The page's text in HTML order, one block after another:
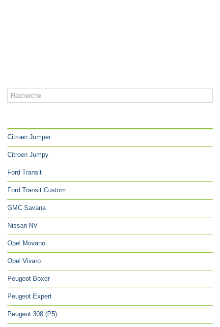
Citroen Jumper
Citroen Jumpy
Ford Transit
Ford Transit Custom
GMC Savana
Nissan NV
Opel Movano
Opel Vivaro
Peugeot Boxer
Peugeot Expert
Peugeot 308 (P5)